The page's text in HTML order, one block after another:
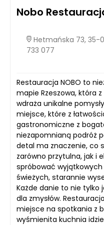
Nobo
Hetmańska 73, 35-
733 077
Restauracja NOBO to
mapie Rzeszowa, która
wdraża unikalne
miejsce, które z
gastronomiczne z
niezapomnianą podróż
detal ma znaczenie, co
zarówno przytulna, jak i
spróbować
świeżych, starannie
Każde danie to nie tylko
dla zmysłów.
miejsce na spotkania z
wyśmienita kuchnia